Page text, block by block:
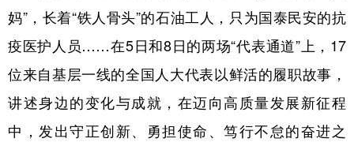
妈”，长着“铁人骨头”的石油工人，只为国泰民安的抗
疫医护人员……在5日和8日的两场“代表通道”上，17
位来自基层一线的全国人大代表以鲜活的履职故事，
讲述身边的变化与成就，在迈向高质量发展新征程
中，发出守正创新、勇担使命、笃行不怠的奋进之